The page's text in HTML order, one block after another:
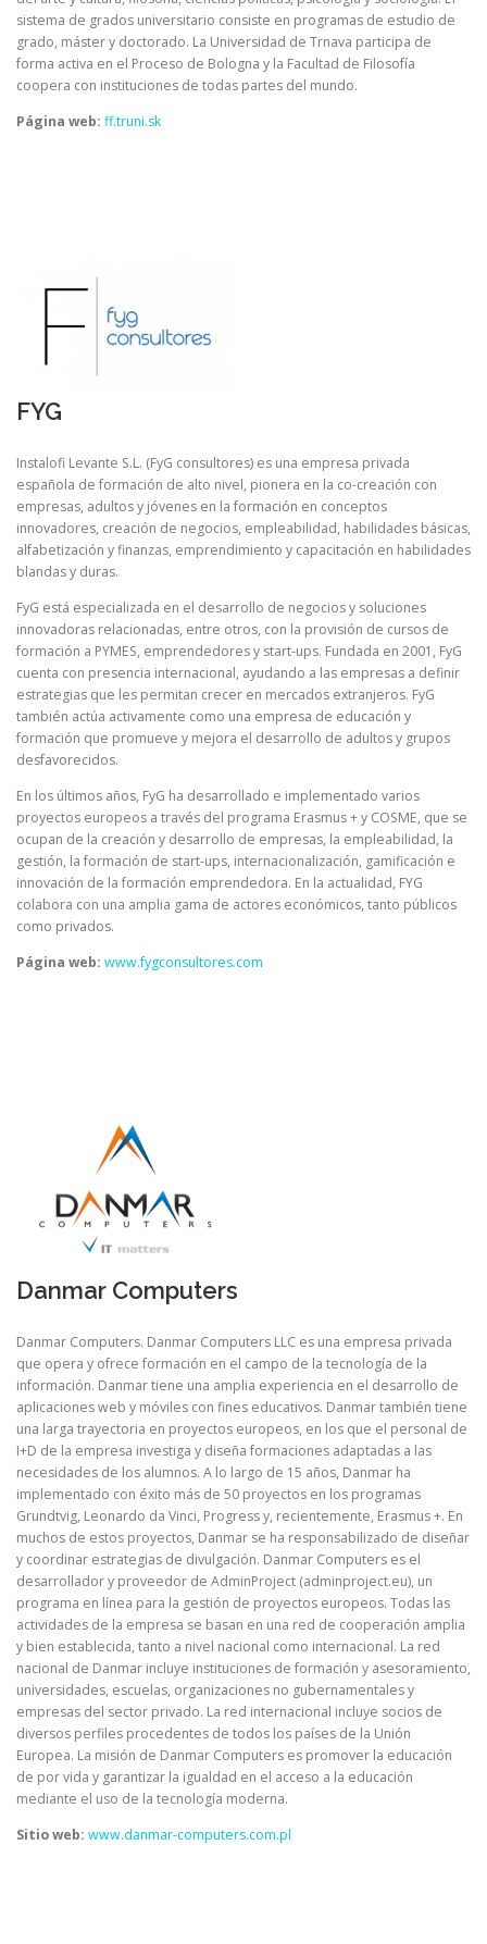
sistema de grados universitario consiste en programas de estudio de
grado, máster y doctorado. La Universidad de Trnava participa de
forma activa en el Proceso de Bologna y la Facultad de Filosofía
coopera con instituciones de todas partes del mundo.
Página web: ff.truni.sk
FYG
Instalofi Levante S.L. (FyG consultores) es una empresa privada
española de formación de alto nivel, pionera en la co-creación con
empresas, adultos y jóvenes en la formación en conceptos
innovadores, creación de negocios, empleabilidad, habilidades básicas,
alfabetización y finanzas, emprendimiento y capacitación en habilidades
blandas y duras.
FyG está especializada en el desarrollo de negocios y soluciones
innovadoras relacionadas, entre otros, con la provisión de cursos de
formación a PYMES, emprendedores y start-ups. Fundada en 2001, FyG
cuenta con presencia internacional, ayudando a las empresas a definir
estrategias que les permitan crecer en mercados extranjeros. FyG
también actúa activamente como una empresa de educación y
formación que promueve y mejora el desarrollo de adultos y grupos
desfavorecidos.
En los últimos años, FyG ha desarrollado e implementado varios
proyectos europeos a través del programa Erasmus + y COSME, que se
ocupan de la creación y desarrollo de empresas, la empleabilidad, la
gestión, la formación de start-ups, internacionalización, gamificación e
innovación de la formación emprendedora. En la actualidad, FYG
colabora con una amplia gama de actores económicos, tanto públicos
como privados.
Página web: www.fygconsultores.com
Danmar Computers
Danmar Computers. Danmar Computers LLC es una empresa privada
que opera y ofrece formación en el campo de la tecnología de la
información. Danmar tiene una amplia experiencia en el desarrollo de
aplicaciones web y móviles con fines educativos. Danmar también tiene
una larga trayectoria en proyectos europeos, en los que el personal de
I+D de la empresa investiga y diseña formaciones adaptadas a las
necesidades de los alumnos. A lo largo de 15 años, Danmar ha
implementado con éxito más de 50 proyectos en los programas
Grundtvig, Leonardo da Vinci, Progress y, recientemente, Erasmus +. En
muchos de estos proyectos, Danmar se ha responsabilizado de diseñar
y coordinar estrategias de divulgación. Danmar Computers es el
desarrollador y proveedor de AdminProject (adminproject.eu), un
programa en línea para la gestión de proyectos europeos. Todas las
actividades de la empresa se basan en una red de cooperación amplia
y bien establecida, tanto a nivel nacional como internacional. La red
nacional de Danmar incluye instituciones de formación y asesoramiento,
universidades, escuelas, organizaciones no gubernamentales y
empresas del sector privado. La red internacional incluye socios de
diversos perfiles procedentes de todos los países de la Unión
Europea. La misión de Danmar Computers es promover la educación
de por vida y garantizar la igualdad en el acceso a la educación
mediante el uso de la tecnología moderna.
Sitio web: www.danmar-computers.com.pl